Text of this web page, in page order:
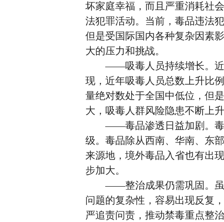
坏家庭幸福，而且严重消耗社
法犯罪活动。当前，毒品违法
但是受国际国内各种复杂因素
大的压力和挑战。
——吸毒人员持续增长。近年
现，近年吸毒人员总数上升比
量绝对数处于全国中低位，但
大，吸毒人群风险隐患不断上升
——毒品渗透日益加剧。毒
级。毒品除从西南、华南、东
来源地，境外毒品入省也有出
步加大。
——整治成果仍需巩固。虽然
问题的复杂性，容易出现反复
严追责问责，推动禁毒重点整